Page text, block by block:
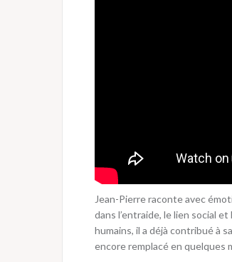
Jean-Pierre raconte avec
dans l’entraide, le lien social
humains, il a déjà contribué à
encore remplacé en quelques